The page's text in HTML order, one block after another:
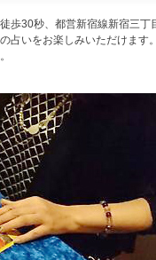
歩30秒、都営新宿線新宿三丁
占いをお楽しみいただけます。